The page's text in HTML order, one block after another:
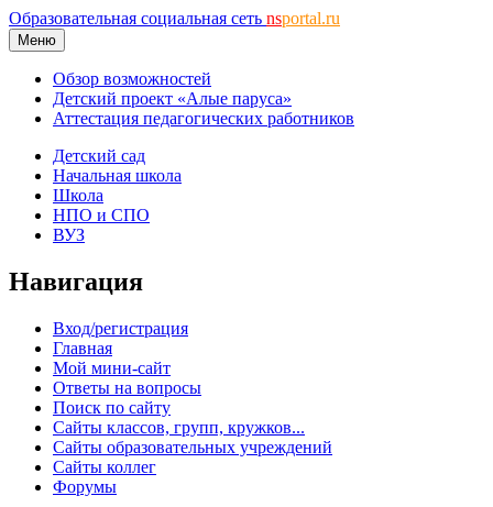
Образовательная социальная сеть nsportal.ru
Меню
Обзор возможностей
Детский проект «Алые паруса»
Аттестация педагогических работников
Детский сад
Начальная школа
Школа
НПО и СПО
ВУЗ
Навигация
Вход/регистрация
Главная
Мой мини-сайт
Ответы на вопросы
Поиск по сайту
Сайты классов, групп, кружков...
Сайты образовательных учреждений
Сайты коллег
Форумы